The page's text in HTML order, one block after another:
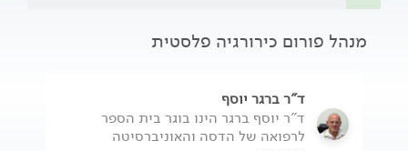
מנהל פורום כירורגיה פלסטית
ד"ר ברגר יוסף
ד"ר יוסף ברגר הינו בוגר בית הספר
לרפואה של הדסה והאוניברסיטה